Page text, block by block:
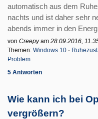
automatisch aus dem
nachts und ist daher sehr
abends immer in den
von Creepyam 28.09.2016,
Themen: Windows 10 ·
Problem
5 Antworten
Wie kann ich bei
vergrößern?